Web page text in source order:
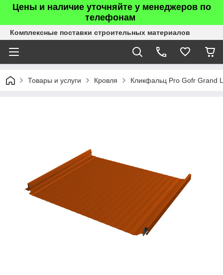
Цены и наличие уточняйте у менеджеров по
телефонам
Комплексные поставки строительных материалов
Товары и услуги Кровля Кликфальц Pro Gofr Grand